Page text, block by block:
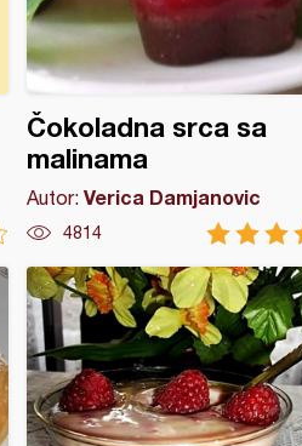
Čokoladna srca sa
malinama
Autor: Verica Damjanovic
4814